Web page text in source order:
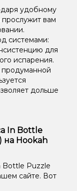
удобному
вам
системами:
для
испарения.
продуманной
дольше
In Bottle
на Hookah
Bottle Puzzle
сайте. Вот